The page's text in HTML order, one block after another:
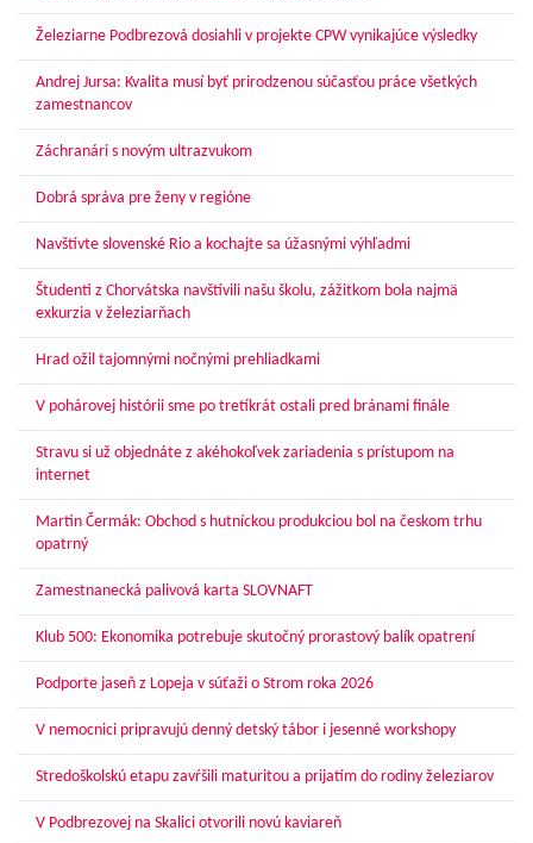
Železiarne Podbrezová dosiahli v projekte CPW vynikajúce výsledky
Andrej Jursa: Kvalita musí byť prirodzenou súčasťou práce všetkých
zamestnancov
Záchranári s novým ultrazvukom
Dobrá správa pre ženy v regióne
Navštívte slovenské Rio a kochajte sa úžasnými výhľadmi
Študenti z Chorvátska navštívili našu školu, zážitkom bola najmä
exkurzia v železiarňach
Hrad ožil tajomnými nočnými prehliadkami
V pohárovej histórii sme po tretíkrát ostali pred bránami finále
Stravu si už objednáte z akéhokoľvek zariadenia s prístupom na
internet
Martin Čermák: Obchod s hutníckou produkciou bol na českom trhu
opatrný
Zamestnanecká palivová karta SLOVNAFT
Klub 500: Ekonomika potrebuje skutočný prorastový balík opatrení
Podporte jaseň z Lopeja v súťaži o Strom roka 2026
V nemocnici pripravujú denný detský tábor i jesenné workshopy
Stredoškolskú etapu zavŕšili maturitou a prijatím do rodiny železiarov
V Podbrezovej na Skalici otvorili novú kaviareň